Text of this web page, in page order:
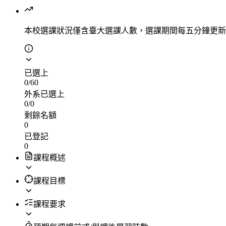
本校選課狀況僅含臺大選課人數，選課期間每五分鐘更
已選上
0/60
外系已選上
0/0
剩餘名額
0
已登記
0
課程概述
課程目標
課程要求